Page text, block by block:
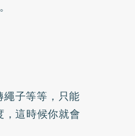
子等等，只能
這時候你就會